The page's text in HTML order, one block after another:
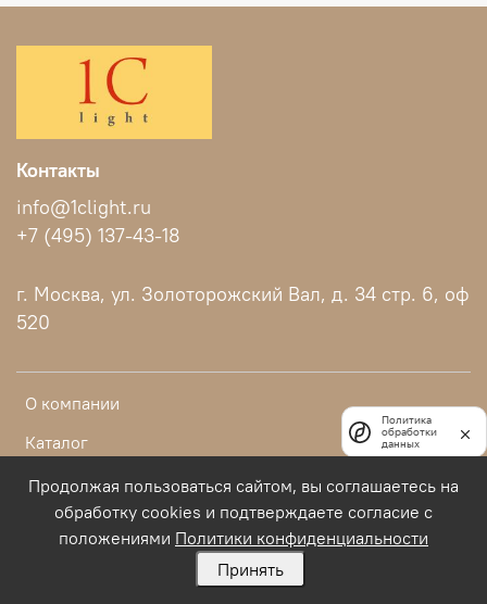
О компании
Каталог
Блог
Политика конфиденциальности
Пользовательское соглашение
Контакты
info@1clight.ru
+7 (495) 137-43-18
г. Москва, ул. Золоторожский Вал, д. 34 стр. 6, оф
520
Продолжая пользоваться сайтом, вы соглашаетесь на
обработку cookies и подтверждаете согласие с
положениями Политики конфиденциальности
Принять
Политика
обработки
данных